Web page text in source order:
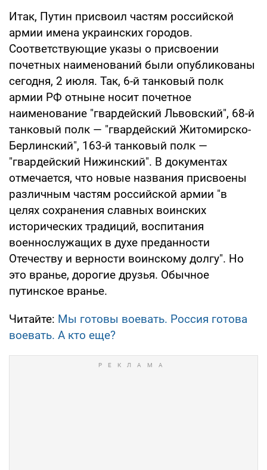
Итак, Путин присвоил частям российской
армии имена украинских городов.
Соответствующие указы о присвоении
почетных наименований были опубликованы
сегодня, 2 июля. Так, 6-й танковый полк
армии РФ отныне носит почетное
наименование "гвардейский Львовский", 68-й
танковый полк — "гвардейский Житомирско-
Берлинский", 163-й танковый полк —
"гвардейский Нижинский". В документах
отмечается, что новые названия присвоены
различным частям российской армии "в
целях сохранения славных воинских
исторических традиций, воспитания
военнослужащих в духе преданности
Отечеству и верности воинскому долгу". Но
это вранье, дорогие друзья. Обычное
путинское вранье.
Читайте: Мы готовы воевать. Россия готова
воевать. А кто еще?